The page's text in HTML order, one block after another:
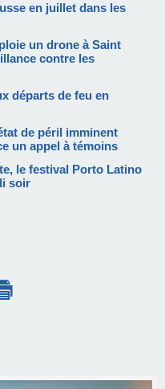
en juillet dans les
un drone à Saint
contre les
départs de feu en
de péril imminent
un appel à témoins
le festival Porto Latino
soir